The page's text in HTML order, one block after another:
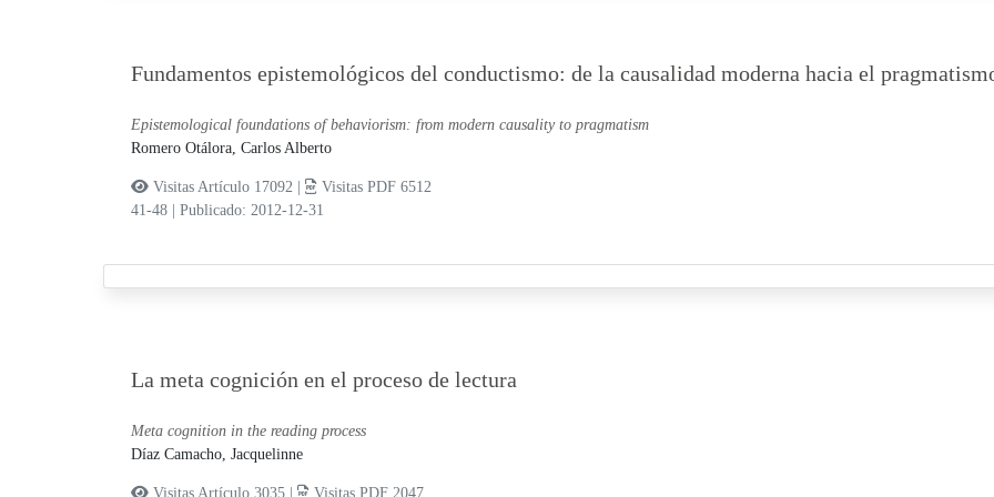
Fundamentos epistemológicos del conductismo: de la causalidad moderna hacia el
Epistemological foundations of behaviorism: from modern causality to pragmatism
Romero Otálora, Carlos Alberto
Visitas Artículo 17092 |
Visitas PDF 6512
41-48
Publicado: 2012-12-31
La meta cognición en el proceso de lectura
Meta cognition in the reading process
Díaz Camacho, Jacquelinne
Visitas Artículo 3035 |
Visitas PDF 2047